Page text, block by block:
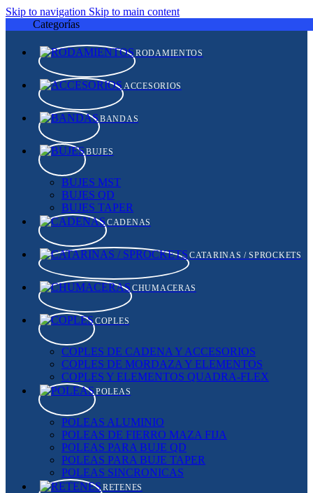
Skip to navigation Skip to main content
Categorías
RODAMIENTOS
ACCESORIOS
BANDAS
BUJES
BUJES MST
BUJES QD
BUJES TAPER
CADENAS
CATARINAS / SPROCKETS
CHUMACERAS
COPLES
COPLES DE CADENA Y ACCESORIOS
COPLES DE MORDAZA Y ELEMENTOS
COPLES Y ELEMENTOS QUADRA-FLEX
POLEAS
POLEAS ALUMINIO
POLEAS DE FIERRO MAZA FIJA
POLEAS PARA BUJE QD
POLEAS PARA BUJE TAPER
POLEAS SINCRONICAS
RETENES